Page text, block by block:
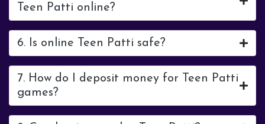
Teen Patti online?
6. Is online Teen Patti safe?
7. How do I deposit money for Teen Patti
games?